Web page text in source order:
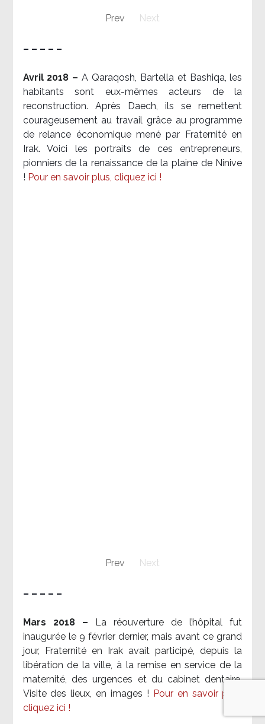
Prev Next
– – – – –
Avril 2018 –A Qaraqosh, Bartella et Bashiqa, les
habitants sont eux-mêmes acteurs de la
reconstruction. Après Daech, ils se remettent
courageusement au travail grâce au programme
de relance économique mené par Fraternité en
Irak. Voici les portraits de ces entrepreneurs,
pionniers de la renaissance de la plaine de Ninive
! Pour en savoir plus, cliquez ici !
Prev Next
– – – – –
Mars 2018 –
La réouverture de l’hôpital fut
inaugurée le 9 février dernier, mais avant ce grand
jour, Fraternité en Irak avait participé, depuis la
libération de la ville, à la remise en service de la
maternité, des urgences et du cabinet dentaire.
Visite des lieux, en images ! Pour en savoir plus,
cliquez ici !